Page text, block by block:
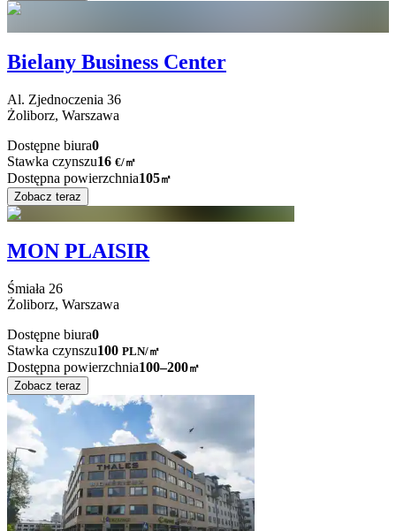
Bielany Business Center
Al. Zjednoczenia 36
Żoliborz, Warszawa
Dostępne biura0
Stawka czynszu16 €/㎡
Dostępna powierzchnia105㎡
Zobacz teraz
MON PLAISIR
Śmiała 26
Żoliborz, Warszawa
Dostępne biura0
Stawka czynszu100 PLN/㎡
Dostępna powierzchnia100–200㎡
Zobacz teraz